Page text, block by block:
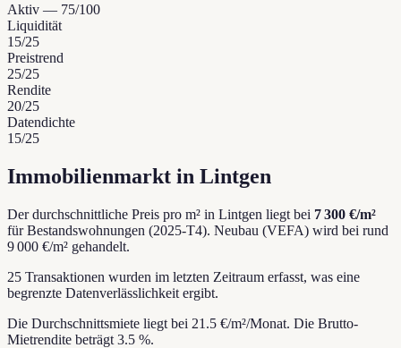
Aktiv — 75/100
Liquidität
15/25
Preistrend
25/25
Rendite
20/25
Datendichte
15/25
Immobilienmarkt in Lintgen
Der durchschnittliche Preis pro m² in Lintgen liegt bei 7 300 €/m²
für Bestandswohnungen (2025-T4). Neubau (VEFA) wird bei rund
9 000 €/m² gehandelt.
25 Transaktionen wurden im letzten Zeitraum erfasst, was eine
begrenzte Datenverlässlichkeit ergibt.
Die Durchschnittsmiete liegt bei 21.5 €/m²/Monat. Die Brutto-
Mietrendite beträgt 3.5 %.